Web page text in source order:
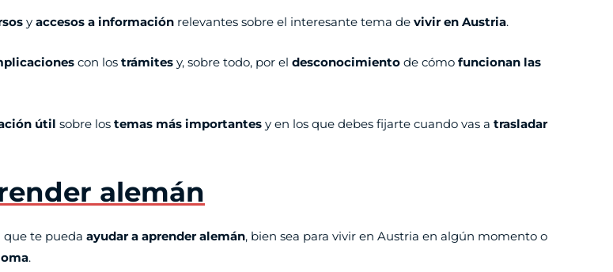
y accesos a información relevantes sobre el interesante tema de vivir en Austria.
con los trámites y, sobre todo, por el desconocimiento de cómo funcionan las
útil sobre los temas más importantes y en los que debes fijarte cuando vas a trasladar
alemán
que te pueda ayudar a aprender alemán, bien sea para vivir en Austria en algún momento o
.